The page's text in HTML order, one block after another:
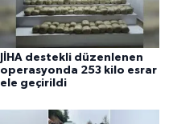
JİHA destekli düzenlenen
operasyonda 253 kilo esrar
ele geçirildi